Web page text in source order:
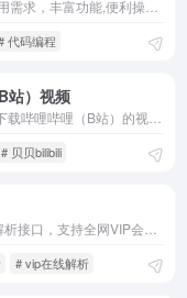
代码编程
站）视频
# 贝贝bilibili
# vip在线解析